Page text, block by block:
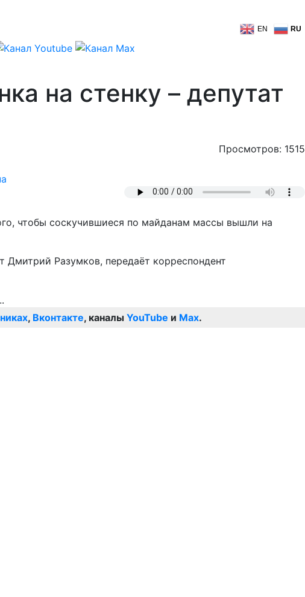
EN RU
на стенку – депутат
Просмотров: 1515
чтобы соскучившиеся по майданам массы вышли на
Дмитрий Разумков, передаёт корреспондент
, Вконтакте, каналы YouTube и Max.